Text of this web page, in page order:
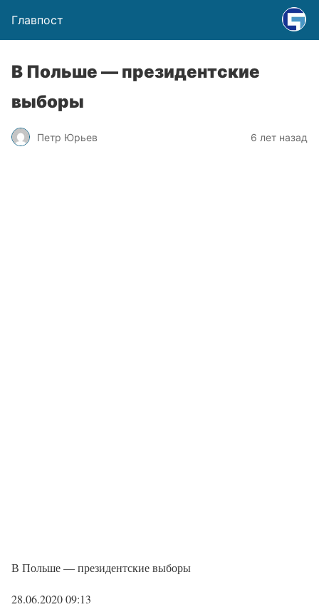
Главпост
В Польше — президентские
выборы
Петр Юрьев 6 лет назад
В Польше — президентские выборы
28.06.2020 09:13